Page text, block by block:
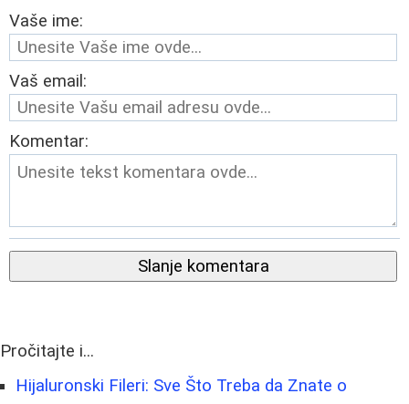
Vaše ime:
Vaš email:
Komentar:
Slanje komentara
Pročitajte i...
Hijaluronski Fileri: Sve Što Treba da Znate o